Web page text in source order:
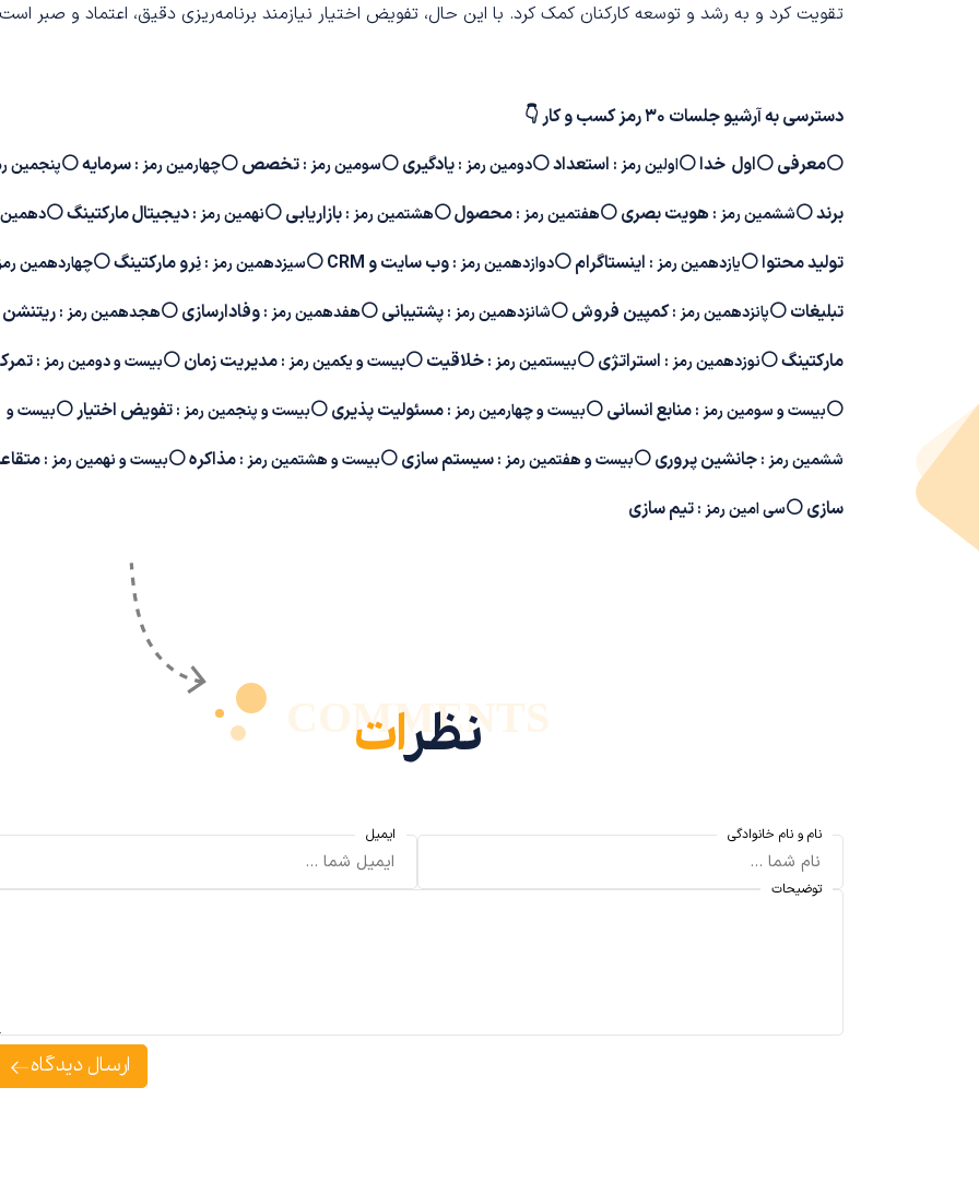
تقویت کرد و به رشد و توسعه کارکنان کمک کرد. با این حال، تفویض اختیار نیازمند برنامه‌ریزی دقیق، اعتماد و صبر
دسترسی به آرشیو جلسات 30 رمز کسب و کار 👇
⚪معرفی⚪اول خدا⚪اولین رمز : استعداد⚪دومین رمز :یادگیری⚪سومین رمز :تخصص⚪چهارمین رمز :سرمایه⚪پنجمین
برند⚪ششمین رمز : هویت بصری⚪هفتمین رمز :محصول⚪هشتمین رمز :بازاریابی⚪نهمین رمز :دیجیتال مارکتینگ⚪دهمین
تولید محتوا⚪یازدهمین رمز : اینستاگرام⚪دوازدهمین رمز :وب سایت و CRM ⚪سیزدهمین رمز :نِرو مارکتینگ⚪چهاردهمین
تبلیغات⚪پانزدهمین رمز :کمپین فروش⚪شانزدهمین رمز :پشتیبانی⚪هفدهمین رمز :وفادارسازی⚪هجدهمین رمز :ریتنشن
مارکتینگ⚪نوزدهمین رمز : استراتژی⚪بیستمین رمز :خلاقیت⚪بیست و یکمین رمز :مدیریت زمان⚪بیست و دومین رمز :
⚪بیست و سومین رمز :منابع انسانی⚪بیست و چهارمین رمز :مسئولیت پذیری⚪بیست و پنجمین رمز :تفویض اختیار⚪بیست و
ششمین رمز :جانشین پروری⚪بیست و هفتمین رمز :سیستم سازی⚪بیست و هشتمین رمز :مذاکره⚪بیست و نهمین رمز :
سازی⚪سی امین رمز :تیم سازی
نظرات
COMMENTS
نام و نام خانوادگی ایمیل
توضیحات
ارسال دیدگاه